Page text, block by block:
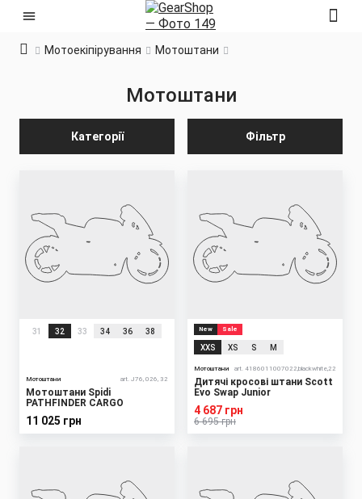
Мотоекіпірування Мотоштани
Мотоштани
31 32 33 34 36 38
Мотоштани art. J76, 026, 32
Мотоштани Spidi
PATHFINDER CARGO
11 025 грн
New Sale
XXS XS S M
Мотоштани art. 4186011007022,blackwhite,22
Дитячі кросові штани Scott
Evo Swap Junior
6 695 грн
4 687 грн
Категорії Фільтр